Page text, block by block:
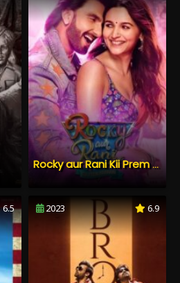
Rocky aur Rani Kii Prem Kahani
6.5 2023 6.9